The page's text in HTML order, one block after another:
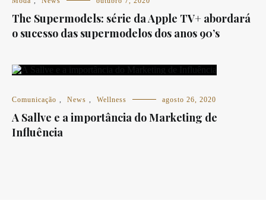
The Supermodels: série da Apple TV+ abordará
o sucesso das supermodelos dos anos 90’s
Comunicação , News , Wellness agosto 26, 2020
A Sallve e a importância do Marketing de
Influência